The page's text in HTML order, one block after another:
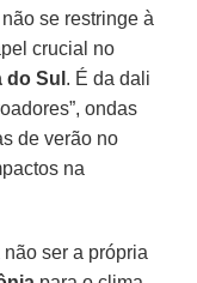
não se restringe à
crucial no
do Sul . É da dali
ondas
de verão no
na
ser a própria